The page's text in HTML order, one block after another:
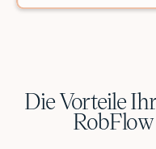
Die Vorteile